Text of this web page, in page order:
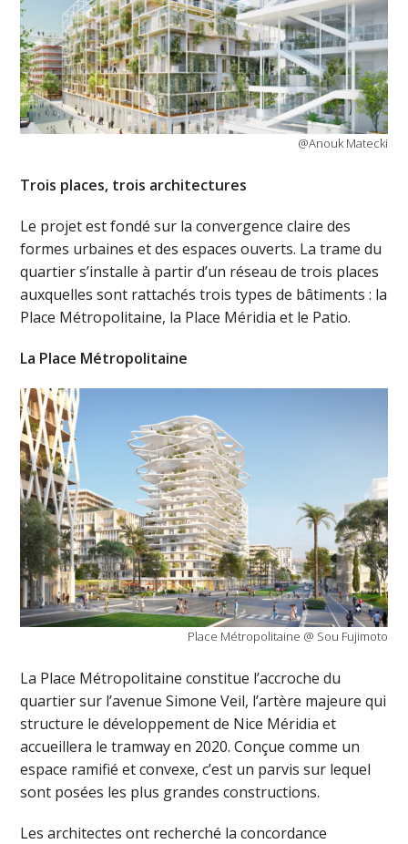
@Anouk Matecki
Trois places, trois architectures
Le projet est fondé sur la convergence claire des
formes urbaines et des espaces ouverts. La trame du
quartier s’installe à partir d’un réseau de trois places
auxquelles sont rattachés trois types de bâtiments : la
Place Métropolitaine, la Place Méridia et le Patio.
La Place Métropolitaine
Place Métropolitaine @ Sou Fujimoto
La Place Métropolitaine constitue l’accroche du
quartier sur l’avenue Simone Veil, l’artère majeure qui
structure le développement de Nice Méridia et
accueillera le tramway en 2020. Conçue comme un
espace ramifié et convexe, c’est un parvis sur lequel
sont posées les plus grandes constructions.
Les architectes ont recherché la concordance